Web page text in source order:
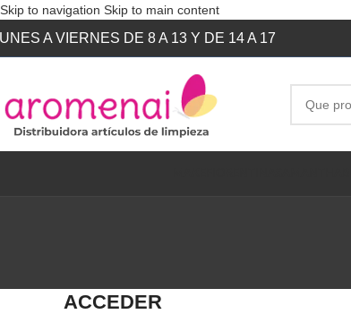
Skip to navigation Skip to main content
A VIERNES DE 8 A 13 Y DE 14 A 17
ACCEDER